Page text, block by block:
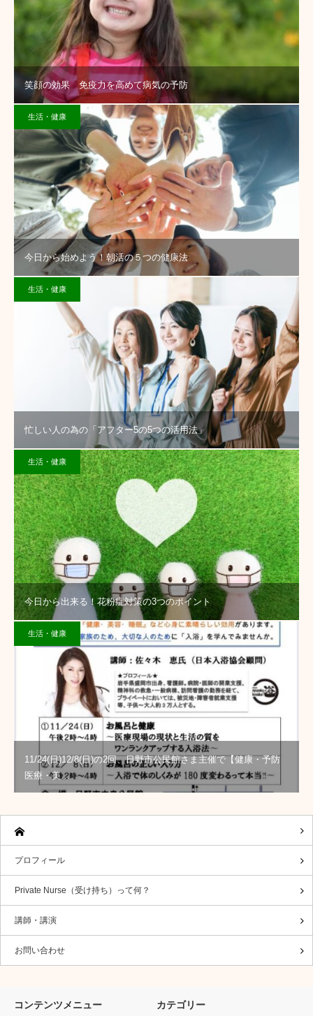
笑顔の効果 免疫力を高めて病気の予防
生活・健康
今日から始めよう！朝活の５つの健康法
生活・健康
忙しい人の為の「アフター5の5つの活用法」
生活・健康
今日から出来る！花粉症対策の3つのポイント
生活・健康
11/24(日)12/8(日)の2回、日野市公民館さま主催で【健康・予防
医療・美…
プロフィール
Private Nurse（受け持ち）って何？
講師・講演
お問い合わせ
コンテンツメニュー カテゴリー